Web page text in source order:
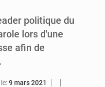
Sénégal : Ousmane Diagne prêtera serment le 11 août comme président du Conseil constitutionnel
politique du
lors d'une
afin de
le:9 mars 2021